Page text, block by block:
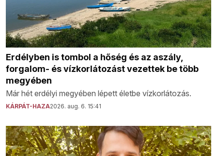
Erdélyben is tombol a hőség és az aszály,
forgalom- és vízkorlátozást vezettek be több
megyében
Már hét erdélyi megyében lépett életbe vízkorlátozás.
KÁRPÁT-HAZA2026. aug. 6. 15:41